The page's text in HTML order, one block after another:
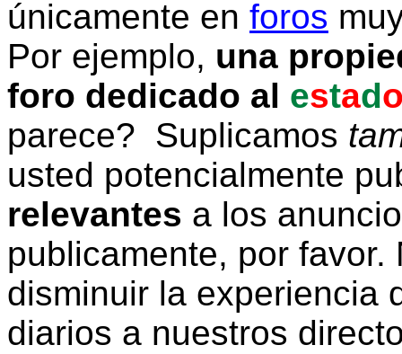
únicamente en foros
Por ejemplo, una
foro dedicado al estad
parece? Suplicamos
usted potencialmente
relevantes a los
publicamente, por
disminuir la experiencia
diarios a nuestros